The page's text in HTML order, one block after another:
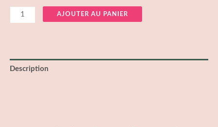
AJOUTER AU PANIER
Description